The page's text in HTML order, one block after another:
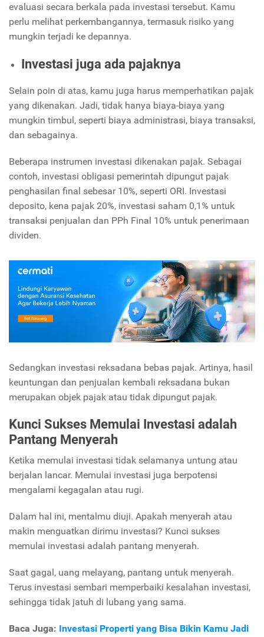
evaluasi secara berkala pada investasi tersebut. Kamu
perlu melihat perkembangannya, termasuk risiko yang
mungkin terjadi ke depannya.
Investasi juga ada pajaknya
Selain poin di atas, kamu juga harus memperhatikan pajak
yang dikenakan. Jadi, tidak hanya biaya-biaya yang
mungkin timbul, seperti biaya administrasi, biaya transaksi,
dan sebagainya.
Beberapa instrumen investasi dikenakan pajak. Sebagai
contoh, investasi obligasi pemerintah dipungut pajak
penghasilan final sebesar 10%, seperti ORI. Investasi
deposito, kena pajak 20%, investasi saham 0,1% untuk
transaksi penjualan dan PPh Final 10% untuk penerimaan
dividen.
Sedangkan investasi reksadana bebas pajak. Artinya, hasil
keuntungan dan penjualan kembali reksadana bukan
merupakan objek pajak atau tidak dipungut pajak.
Kunci Sukses Memulai Investasi adalah
Pantang Menyerah
Ketika memulai investasi tidak selamanya untung atau
berjalan lancar. Memulai investasi juga berpotensi
mengalami kegagalan atau rugi.
Dalam hal ini, mentalmu diuji. Apakah menyerah atau
makin menguatkan dirimu investasi? Kunci sukses
memulai investasi adalah pantang menyerah.
Saat gagal, uang melayang, pantang untuk menyerah.
Terus investasi sembari memperbaiki kesalahan investasi,
sehingga tidak jatuh di lubang yang sama.
Baca Juga: Investasi Properti yang Bisa Bikin Kamu Jadi